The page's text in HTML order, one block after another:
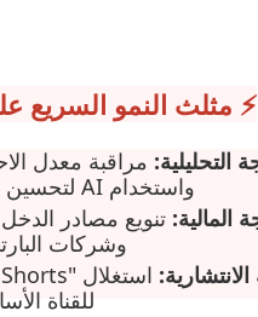
⚡ مثلث النمو السريع على
واستخدام AI لتحسين الصور المصغرة.
وشركات
للقناة